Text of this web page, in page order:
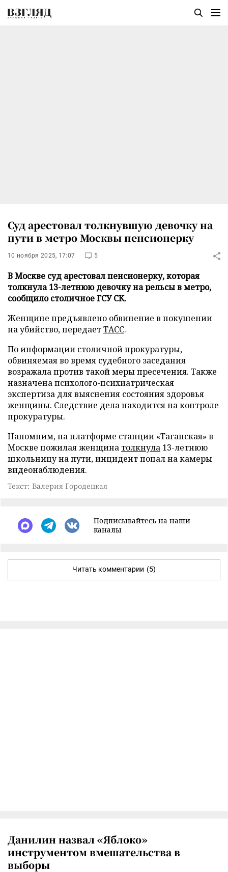
Суд арестовал толкнувшую девочку на
пути в метро Москвы пенсионерку
10 ноября 2025, 17:07 5
В Москве суд арестовал пенсионерку, которая
толкнула 13-летнюю девочку на рельсы в метро,
сообщило столичное ГСУ СК.
Женщине предъявлено обвинение в покушении
на убийство, передаетТАСС.
По информации столичной прокуратуры,
обвиняемая во время судебного заседания
возражала против такой меры пресечения. Также
назначена психолого-психиатрическая
экспертиза для выяснения состояния здоровья
женщины. Следствие дела находится на контроле
прокуратуры.
Напомним, на платформе станции «Таганская» в
Москве пожилая женщина толкнула 13-летнюю
школьницу на пути, инцидент попал на камеры
видеонаблюдения.
Текст: Валерия Городецкая
Подписывайтесь на наши
каналы
Читать комментарии (5)
Данилин назвал «Яблоко»
инструментом вмешательства в
выборы